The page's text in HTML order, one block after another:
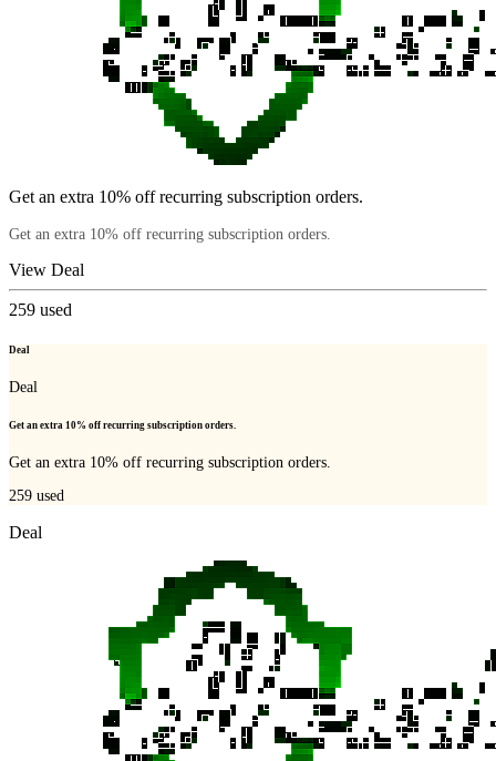
Get an extra 10% off recurring subscription orders.
Get an extra 10% off recurring subscription orders.
View Deal
259 used
Deal
Deal
Get an extra 10% off recurring subscription orders.
Get an extra 10% off recurring subscription orders.
259 used
Deal